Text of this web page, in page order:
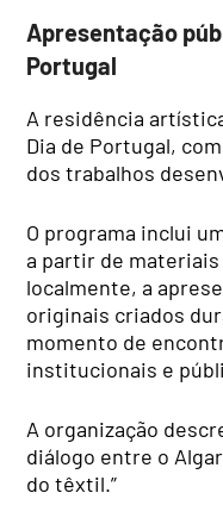
Apresentação
Portugal
A residência
Dia de Portugal,
dos trabalhos
O programa inclui
a partir de
localmente, a
originais criados
momento de
institucionais e
A organização
diálogo entre o
do têxtil.”